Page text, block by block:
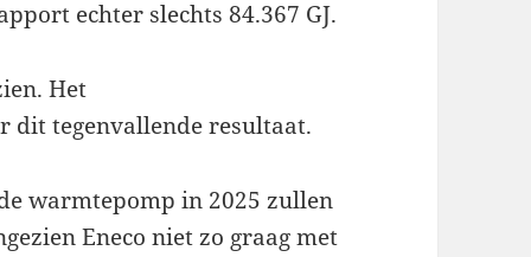
echter slechts 84.367 GJ.
Het
dit tegenvallende resultaat.
warmtepomp in 2025 zullen
Eneco niet zo graag met